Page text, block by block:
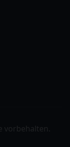
vorbehalten.